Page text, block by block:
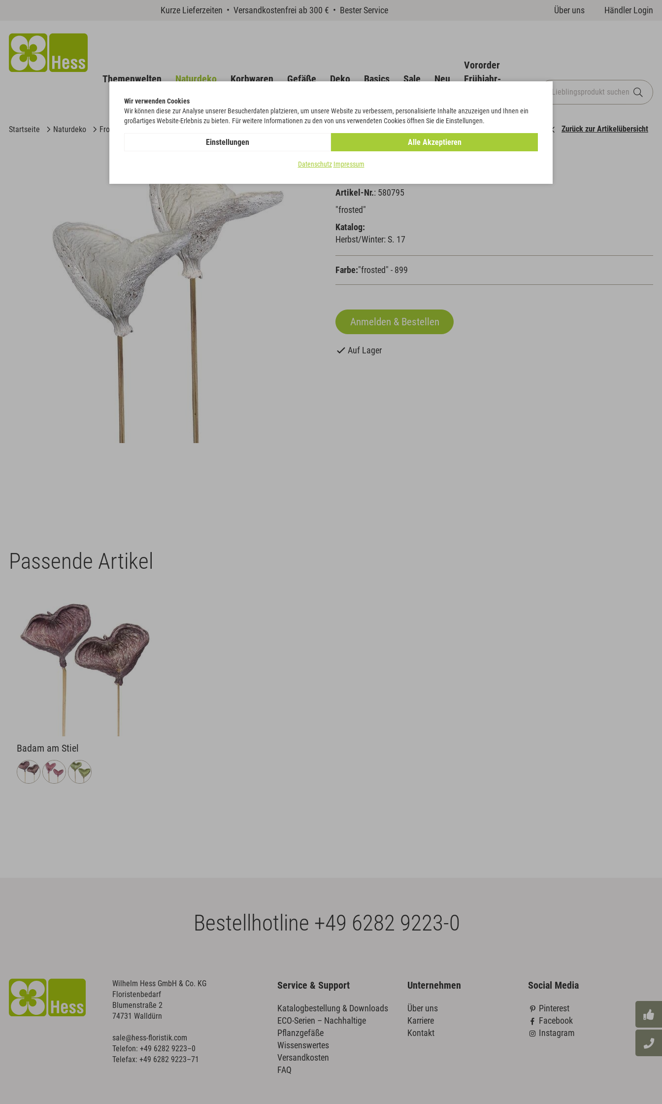
Kurze Lieferzeiten • Versandkostenfrei ab 300 € • Bester Service Über uns Händler Login
Themenwelten Naturdeko Korbwaren Gefäße Deko Basics Sale Neu
Vororder
Frühjahr-
Startseite Naturdeko Frosted & frosted-farbig Zurück zur Artikelübersicht
Badam am Stiel
Artikel-Nr.: 580795
"frosted"
Katalog:
Herbst/Winter: S. 17
Farbe:"frosted" - 899
Auf Lager
Passende Artikel
Badam am Stiel
Bestellhotline +49 6282 9223-0
Wilhelm Hess GmbH & Co. KG
Floristenbedarf
Blumenstraße 2
74731 Walldürn
sale@hess-floristik.com
Telefon: +49 6282 9223–0
Telefax: +49 6282 9223–71
Service & Support
Katalogbestellung & Downloads
ECO-Serien – Nachhaltige
Pflanzgefäße
Wissenswertes
Versandkosten
FAQ
Unternehmen
Über uns
Karriere
Kontakt
Social Media
Pinterest
Facebook
Instagram
Wir verwenden Cookies
Wir können diese zur Analyse unserer Besucherdaten platzieren, um unsere Website zu verbessern, personalisierte Inhalte anzuzeigen und Ihnen ein
großartiges Website-Erlebnis zu bieten. Für weitere Informationen zu den von uns verwendeten Cookies öffnen Sie die Einstellungen.
Einstellungen Alle Akzeptieren
Datenschutz Impressum